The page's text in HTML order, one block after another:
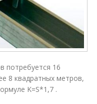
потребуется 16
8 квадратных метров,
K=S*1,7 .